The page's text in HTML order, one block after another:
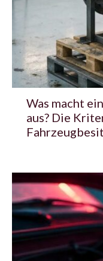
Was macht
aus? Die